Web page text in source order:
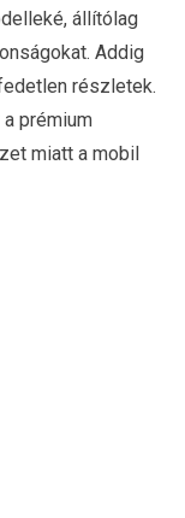
állítólag
Addig
részletek.
prémium
miatt a mobil